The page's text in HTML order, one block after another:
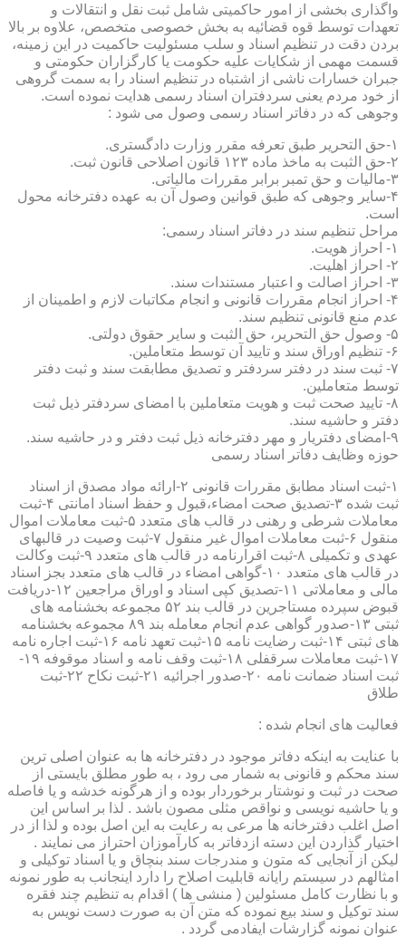
واگذاری بخشی از امور حاکمیتی شامل ثبت نقل و انتقالات و
تعهدات توسط قوه قضائیه به بخش خصوصی متخصص، علاوه بر بالا
بردن دقت در تنظیم اسناد و سلب مسئولیت حاکمیت در این زمینه،
قسمت مهمی از شکایات علیه حکومت یا کارگزاران حکومتی و
جبران خسارات ناشی از اشتباه در تنظیم اسناد را به سمت گروهی
از خود مردم یعنی سردفتران اسناد رسمی هدایت نموده است.
وجوهی که در دفاتر اسناد رسمی وصول می شود :
۱-حق التحریر طبق تعرفه مقرر وزارت دادگستری.
۲-حق الثبت به ماخذ ماده ۱۲۳ قانون اصلاحی قانون ثبت.
۳-مالیات و حق تمبر برابر مقررات مالیاتی.
۴-سایر وجوهی که طبق قوانین وصول آن به عهده دفترخانه محول
است.
مراحل تنظیم سند در دفاتر اسناد رسمی:
۱- احراز هویت.
۲- احراز اهلیت.
۳- احراز اصالت و اعتبار مستندات سند.
۴- احراز انجام مقررات قانونی و انجام مکاتبات لازم و اطمینان از
عدم منع قانونی تنظیم سند.
۵- وصول حق التحریر، حق الثبت و سایر حقوق دولتی.
۶- تنظیم اوراق سند و تایید آن توسط متعاملین.
۷- ثبت سند در دفتر سردفتر و تصدیق مطابقت سند و ثبت دفتر
توسط متعاملین.
۸- تایید صحت ثبت و هویت متعاملین با امضای سردفتر ذیل ثبت
دفتر و حاشیه سند.
۹-امضای دفتریار و مهر دفترخانه ذیل ثبت دفتر و در حاشیه سند.
حوزه وظایف دفاتر اسناد رسمی
۱-ثبت اسناد مطابق مقررات قانونی ۲-ارائه مواد مصدق از اسناد
ثبت شده ۳-تصدیق صحت امضاء،قبول و حفظ اسناد امانتی ۴-ثبت
معاملات شرطی و رهنی در قالب های متعدد ۵-ثبت معاملات اموال
منقول ۶-ثبت معاملات اموال غیر منقول ۷-ثبت وصیت در قالبهای
عهدی و تکمیلی ۸-ثبت اقرارنامه در قالب های متعدد ۹-ثبت وکالت
در قالب های متعدد ۱۰-گواهی امضاء در قالب های متعدد بجز اسناد
مالی و معاملاتی ۱۱-تصدیق کپی اسناد و اوراق مراجعین ۱۲-دریافت
قبوض سپرده مستاجرین در قالب بند ۵۲ مجموعه بخشنامه های
ثبتی ۱۳-صدور گواهی عدم انجام معامله بند ۸۹ مجموعه بخشنامه
های ثبتی ۱۴-ثبت رضایت نامه ۱۵-ثبت تعهد نامه ۱۶-ثبت اجاره نامه
۱۷-ثبت معاملات سرقفلی ۱۸-ثبت وقف نامه و اسناد موقوفه ۱۹-
ثبت اسناد ضمانت نامه ۲۰-صدور اجرائیه ۲۱-ثبت نکاح ۲۲-ثبت
طلاق
فعالیت های انجام شده :
با عنایت به اینکه دفاتر موجود در دفترخانه ها به عنوان اصلی ترین
سند محکم و قانونی به شمار می رود ، به طور مطلق بایستی از
صحت در ثبت و نوشتار برخوردار بوده و از هرگونه خدشه و یا فاصله
و یا حاشیه نویسی و نواقص مثلی مصون باشد . لذا بر اساس این
اصل اغلب دفترخانه ها مرعی به رعایت به این اصل بوده و لذا از در
اختیار گذاردن این دسته ازدفاتر به کارآموزان احتراز می نمایند .
لیکن از آنجایی که متون و مندرجات سند بنچاق و یا اسناد توکیلی و
امثالهم در سیستم رایانه قابلیت اصلاح را دارد اینجانب به طور نمونه
و با نظارت کامل مسئولین ( منشی ها ) اقدام به تنظیم چند فقره
سند توکیل و سند بیع نموده که متن آن به صورت دست نویس به
عنوان نمونه گزارشات ایفادمی گردد .